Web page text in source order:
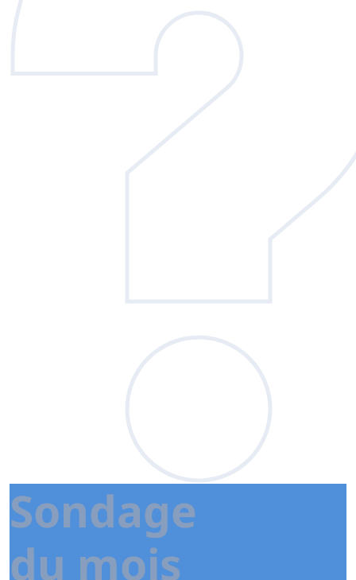
Sondage
du mois